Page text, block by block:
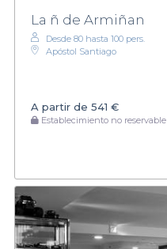
La ñ de Armiñan
Desde 80 hasta 100 pers.
Apóstol Santiago
A partir de 541 €
Establecimiento no reservable